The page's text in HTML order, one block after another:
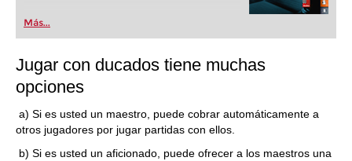
Más...
Jugar con ducados tiene muchas
opciones
a) Si es usted un maestro, puede cobrar automáticamente a
otros jugadores por jugar partidas con ellos.
b) Si es usted un aficionado, puede ofrecer a los maestros una